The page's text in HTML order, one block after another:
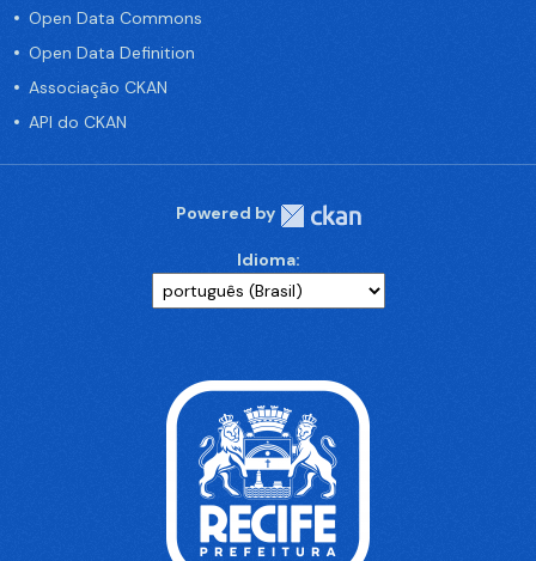
Open Data Commons
Open Data Definition
Associação CKAN
API do CKAN
Powered by
Idioma